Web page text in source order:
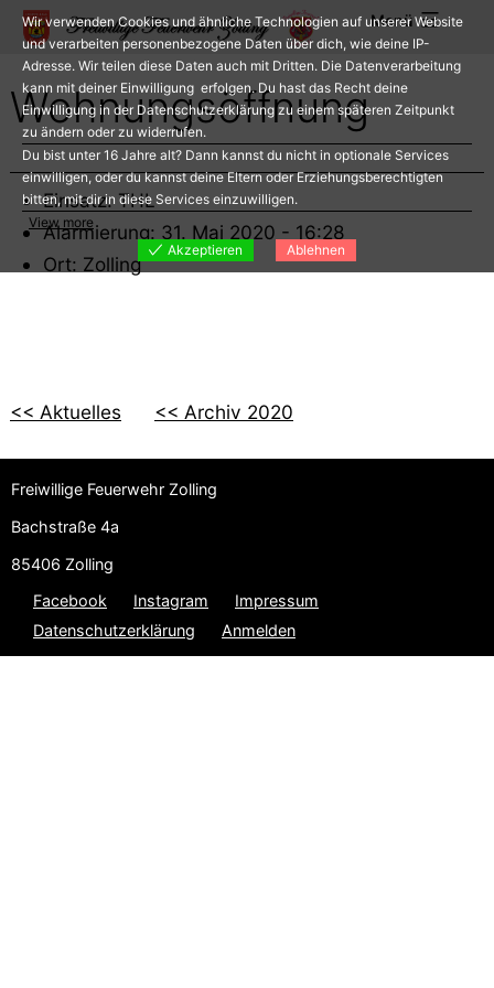
Zum
Inhalt
springen
Menü
Wohnungsöffnung
Einsatz: THL
Alarmierung: 31. Mai 2020 - 16:28
Ort: Zolling
<< Aktuelles << Archiv 2020
Freiwillige Feuerwehr Zolling
Bachstraße 4a
85406 Zolling
Facebook
Instagram
Impressum
Datenschutzerklärung
Anmelden
Wir verwenden Cookies und ähnliche Technologien auf unserer Website
und verarbeiten personenbezogene Daten über dich, wie deine IP-
Adresse. Wir teilen diese Daten auch mit Dritten. Die Datenverarbeitung
kann mit deiner Einwilligung erfolgen. Du hast das Recht deine
Einwilligung in der Datenschutzerklärung zu einem späteren Zeitpunkt
zu ändern oder zu widerrufen.
Du bist unter 16 Jahre alt? Dann kannst du nicht in optionale Services
einwilligen, oder du kannst deine Eltern oder Erziehungsberechtigten
bitten, mit dir in diese Services einzuwilligen.
View more
Akzeptieren
Ablehnen